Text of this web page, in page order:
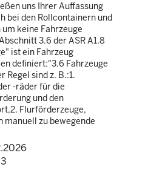
uns Ihrer Auffassung
bei den Rollcontainern und
keine Fahrzeuge
3.6 der ASR A1.8
ist ein Fahrzeug
definiert:"3.6 Fahrzeuge
Regel sind z. B.:1.
-räder für die
und den
Flurförderzeuge,
manuell zu bewegende